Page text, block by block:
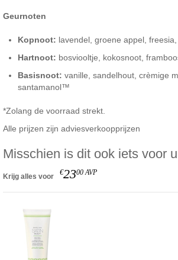
Geurnoten
Kopnoot: lavendel, groene appel,
Hartnoot: bosviooltje, kokosnoot,
Basisnoot: vanille, sandelhout, crèmige
santamanol™
*Zolang de voorraad strekt.
Alle prijzen zijn adviesverkoopprijzen
Misschien is dit ook iets voor u
Krijg alles voor €2300 AVP